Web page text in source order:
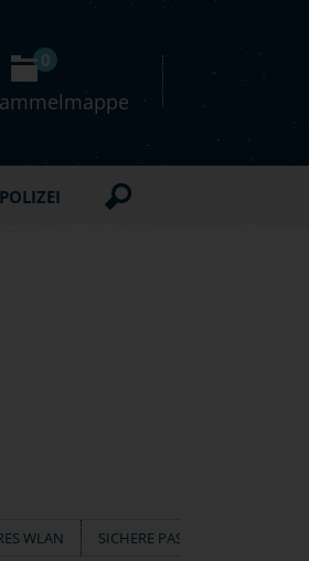
0
WLAN SICHERE PASSWÖRTER